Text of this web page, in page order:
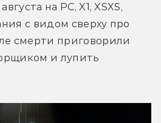
на PC, X1, XSXS,
с видом сверху про
смерти приговорили
и лупить